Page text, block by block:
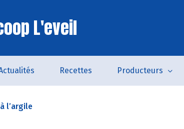
L'eveil
Recettes Producteurs
l’argile